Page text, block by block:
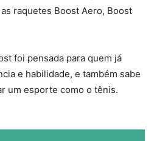
raquetes Boost Aero, Boost
foi pensada para quem já
e habilidade, e também sabe
um esporte como o tênis.